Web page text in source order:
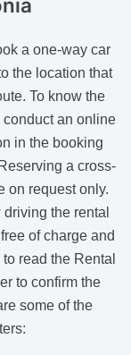
a one-way car
the location that
To know the
an online
in the booking
a cross-
on request only.
the rental
of charge and
read the Rental
to confirm the
some of the